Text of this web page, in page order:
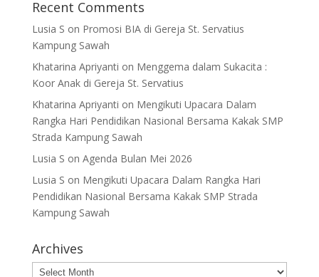
Recent Comments
Lusia S on Promosi BIA di Gereja St. Servatius
Kampung Sawah
Khatarina Apriyanti on Menggema dalam Sukacita :
Koor Anak di Gereja St. Servatius
Khatarina Apriyanti on Mengikuti Upacara Dalam
Rangka Hari Pendidikan Nasional Bersama Kakak SMP
Strada Kampung Sawah
Lusia S on Agenda Bulan Mei 2026
Lusia S on Mengikuti Upacara Dalam Rangka Hari
Pendidikan Nasional Bersama Kakak SMP Strada
Kampung Sawah
Archives
Archives